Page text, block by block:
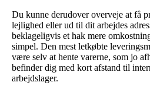
Du kunne derudover overveje at få
lejlighed eller ud til dit arbejdes
beklageligvis et hak mere
simpel. Den mest letkøbte
være selv at hente varerne, som jo
befinder dig med kort afstand til
arbejdslager.